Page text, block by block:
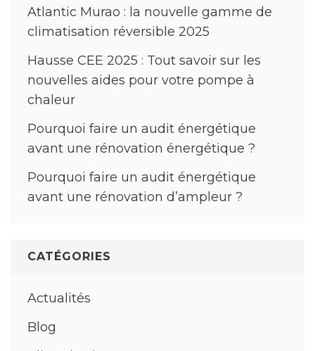
Atlantic Murao : la nouvelle gamme de
climatisation réversible 2025
Hausse CEE 2025 : Tout savoir sur les
nouvelles aides pour votre pompe à
chaleur
Pourquoi faire un audit énergétique
avant une rénovation énergétique ?
Pourquoi faire un audit énergétique
avant une rénovation d’ampleur ?
CATÉGORIES
Actualités
Blog